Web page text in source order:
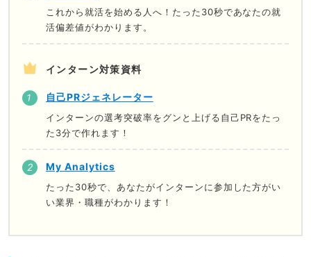
これから就活を始める人へ！たった30秒であなたの就
活偏差値がわかります。
インターン対策資料
自己PRジェネレーター
インターンの選考突破率をグンと上げる自己PRをたっ
た3分で作れます！
My Analytics
たった30秒で、あなたがインターンに参加した方がい
い業界・職種がわかります！